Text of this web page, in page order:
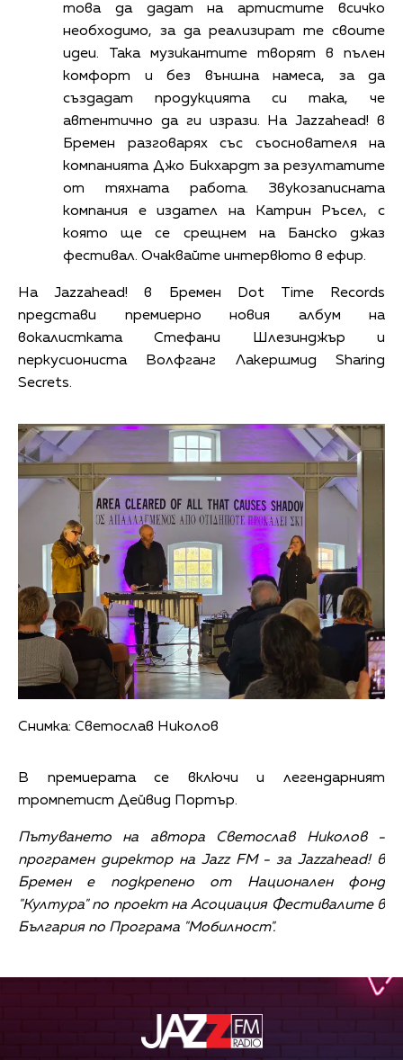
това да дадат на артистите всичко
необходимо, за да реализират те своите
идеи. Така музикантите творят в пълен
комфорт и без външна намеса, за да
създадат продукцията си така, че
автентично да ги изрази. На Jazzahead! в
Бремен разговарях със съоснователя на
компанията Джо Бикхардт за резултатите
от тяхната работа. Звукозаписната
компания е издател на Катрин Ръсел, с
която ще се срещнем на Банско джаз
фестивал. Очаквайте интервюто в ефир.
На Jazzahead! в Бремен Dot Time Records
представи премиерно новия албум на
вокалистката Стефани Шлезинджър и
перкусиониста Волфганг Лакершмид Sharing
Secrets.
Снимка: Светослав Николов
В премиерата се включи и легендарният
тромпетист Дейвид Портър.
Пътуването на автора Светослав Николов -
програмен директор на Jazz FM - за Jazzahead! в
Бремен е подкрепено от Национален фонд
"Култура" по проект на Асоциация Фестивалите в
България по Програма "Мобилност".